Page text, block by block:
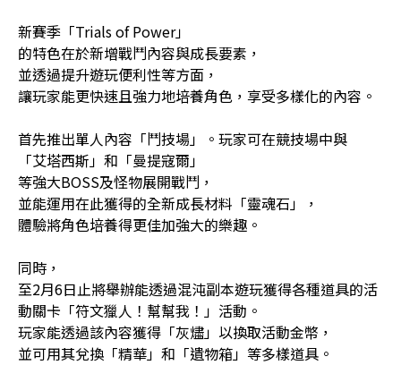
新賽季「Trials of Power」
的特色在於新增戰鬥內容與成長要素，
並透過提升遊玩便利性等方面，
讓玩家能更快速且強力地培養角色，享受多樣化的內容。
首先推出單人內容「鬥技場」。玩家可在競技場中與
「艾塔西斯」和「曼提寇爾」
等強大BOSS及怪物展開戰鬥，
並能運用在此獲得的全新成長材料「靈魂石」，
體驗將角色培養得更佳加強大的樂趣。
同時，
至2月6日止將舉辦能透過混沌副本遊玩獲得各種道具的活
動關卡「符文獵人！幫幫我！」活動。
玩家能透過該內容獲得「灰燼」以換取活動金幣，
並可用其兌換「精華」和「遺物箱」等多樣道具。